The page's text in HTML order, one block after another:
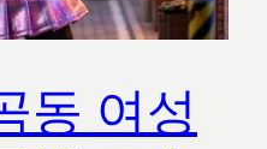
동 여성